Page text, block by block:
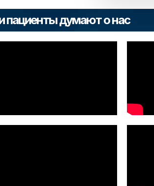
пациенты думают о нас